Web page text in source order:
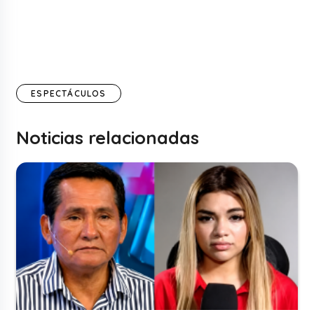
ESPECTÁCULOS
Noticias relacionadas